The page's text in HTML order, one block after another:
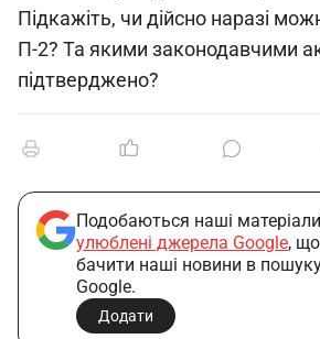
Підкажіть, чи дійсно наразі
П-2? Та якими законодавчими
підтверджено?
Подобаються наші
улюблені джерела Google,
бачити наші новини в
Google.
Додати